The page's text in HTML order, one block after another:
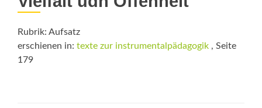
Rubrik: Aufsatz
erschienen in: texte zur instrumentalpädagogik , Seite
179